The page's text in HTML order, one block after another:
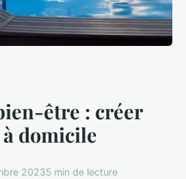
être : créer
domicile
20235 min de lecture